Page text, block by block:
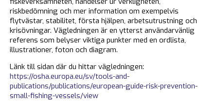
riskbedömning och mer information om exempelvis
flytvästar, stabilitet, första hjälpen, arbetsutrustning och
krisövningar. Vägledningen är en ytterst användarvänlig
referens som belyser viktiga punkter med en ordlista,
illustrationer, foton och diagram.
Länk till sidan där du hittar vägledningen:
https://osha.europa.eu/sv/tools-and-
publications/publications/european-guide-risk-prevention-
small-fishing-vessels/view